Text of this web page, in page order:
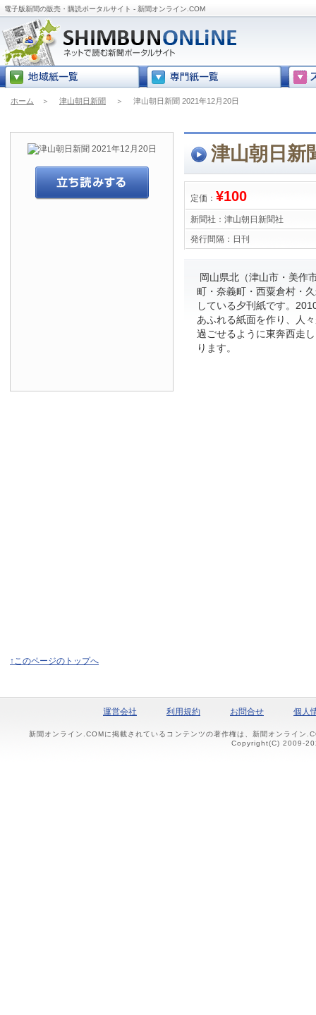
電子版新聞の販売・購読ポータルサイト - 新聞オンライン.COM
ホーム ＞ 津山朝日新聞 ＞ 津山朝日新聞 2021年12月20日
津山朝日新
定価： ¥100
新聞社： 津山朝日新聞社
発行間隔： 日刊
岡山県北（津山市・美作
町・奈義町・西粟倉村・
している夕刊紙です。
あふれる紙面を作り、人
過ごせるように東奔西走
ります。
↑このページのトップへ
運営会社 利用規約 お問合せ 個人
新聞オンライン.COMに掲載されているコンテンツの著作権は、新聞オンライン
Copyright(C) 2009-